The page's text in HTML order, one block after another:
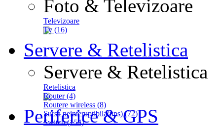
Foto & Televizoare
Televizoare
Tv (16)
Servere & Retelistica
Servere & Retelistica
Retelistica
Router (4)
Routere wireless (8)
Sursa neinteruptibila(ups) (72)
Switch (154)
Periferice & GPS